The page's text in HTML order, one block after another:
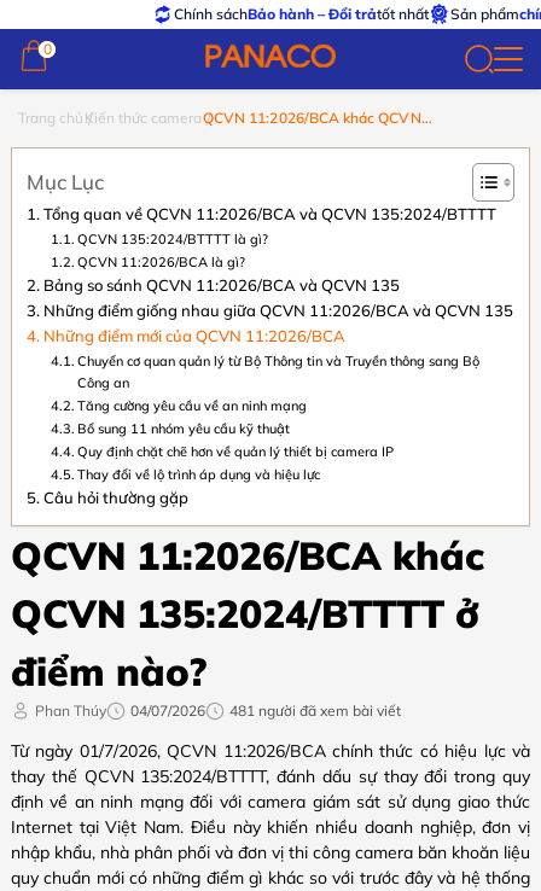
Chính sáchBảo hành – Đổi trảtốt nhất Sản phẩmchính
0
0
Trang chủ Kiến thức cameraQCVN 11:2026/BCA khác QCVN
Mục Lục
Tổng quan về QCVN 11:2026/BCA và QCVN 135:2024/BTTTT
QCVN 135:2024/BTTTT là gì?
QCVN 11:2026/BCA là gì?
Bảng so sánh QCVN 11:2026/BCA và QCVN 135
Những điểm giống nhau giữa QCVN 11:2026/BCA và QCVN 135
Những điểm mới của QCVN 11:2026/BCA
Chuyển cơ quan quản lý từ Bộ Thông tin và Truyền thông sang Bộ
Công an
Tăng cường yêu cầu về an ninh mạng
Bổ sung 11 nhóm yêu cầu kỹ thuật
Quy định chặt chẽ hơn về quản lý thiết bị camera IP
Thay đổi về lộ trình áp dụng và hiệu lực
Câu hỏi thường gặp
QCVN 11:2026/BCA khác
QCVN 135:2024/BTTTT ở
điểm nào?
Phan Thúy 04/07/2026 481 người đã xem bài viết
Từ ngày 01/7/2026, QCVN 11:2026/BCA chính thức có hiệu lực và
thay thế QCVN 135:2024/BTTTT, đánh dấu sự thay đổi trong quy
định về an ninh mạng đối với camera giám sát sử dụng giao thức
Internet tại Việt Nam. Điều này khiến nhiều doanh nghiệp, đơn vị
nhập khẩu, nhà phân phối và đơn vị thi công camera băn khoăn liệu
quy chuẩn mới có những điểm gì khác so với trước đây và hệ thống